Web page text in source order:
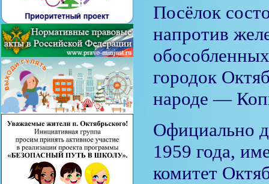
Посёлок
напротив
городок
народе —
Официально
1959 года,
комитет